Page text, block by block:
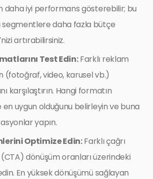
daha iyi performans gösterebilir; bu
segmentlere daha fazla bütçe
artırabilirsiniz.
Test Edin:Farklı reklam
(fotoğraf, video, karusel vb.)
karşılaştırın. Hangi formatın
uygun olduğunu belirleyin ve buna
yapın.
Optimize Edin:Farklı çağrı
dönüşüm oranları üzerindeki
En yüksek dönüşümü sağlayan